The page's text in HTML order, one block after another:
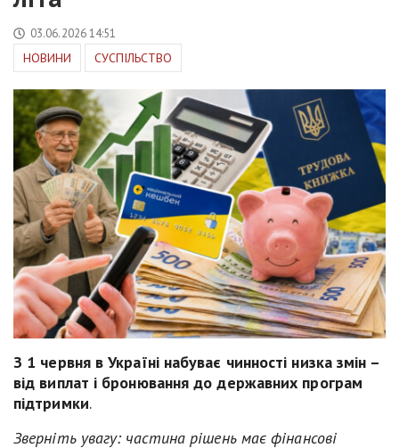
03.06.2026 14:51
НОВИНИ СУСПІЛЬСТВО
З 1 червня в Україні набуває чинності низка змін –
від виплат і бронювання до державних програм
підтримки.
Зверніть увагу: частина рішень має фінансові